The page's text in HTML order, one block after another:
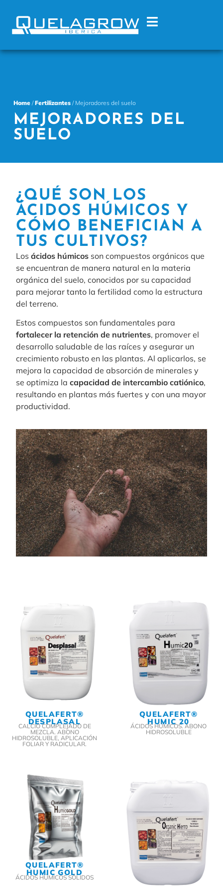
Home/Fertilizantes/ Mejoradores del suelo
MEJORADORES DEL
SUELO
¿QUÉ SON LOS
ÁCIDOS HÚMICOS Y
CÓMO BENEFICIAN A
TUS CULTIVOS?
Losácidos húmicos son compuestos orgánicos que
se encuentran de manera natural en la materia
orgánica del suelo, conocidos por su capacidad
para mejorar tanto la fertilidad como la estructura
del terreno.
Estos compuestos son fundamentales para
fortalecer la retención de nutrientes, promover el
desarrollo saludable de las raíces y asegurar un
crecimiento robusto en las plantas. Al aplicarlos, se
mejora la capacidad de absorción de minerales y
se optimiza lacapacidad de intercambio catiónico,
resultando en plantas más fuertes y con una mayor
productividad.
QUELAFERT®
DESPLASAL
CALCIO COMPLEJADO DE
MEZCLA. ABONO
HIDROSOLUBLE, APLICACIÓN
FOLIAR Y RADICULAR.
QUELAFERT®
HUMIC 20
ÁCIDOS HÚMICOS. ABONO
HIDROSOLUBLE
QUELAFERT®
HUMIC GOLD
ÁCIDOS HÚMICOS SÓLIDOS